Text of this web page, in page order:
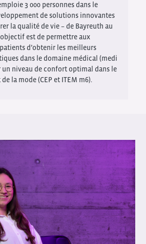
3 000 personnes dans le
de solutions innovantes
la qualité de vie – de Bayreuth au
est de permettre aux
d’obtenir les meilleurs
dans le domaine médical (medi
un niveau de confort optimal dans le
la mode (CEP et ITEM m6).